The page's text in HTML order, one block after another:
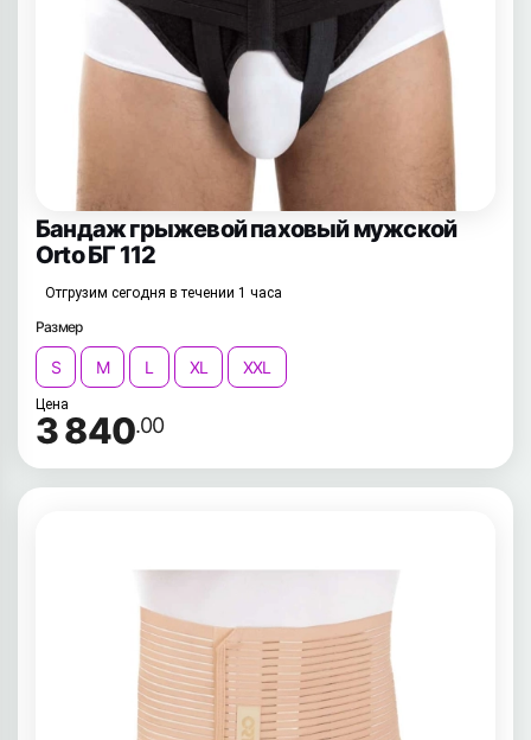
Бандаж грыжевой паховый мужской
Orto БГ 112
Отгрузим сегодня в течении 1 часа
Размер
S M L XL XXL
Цена
3 840.00